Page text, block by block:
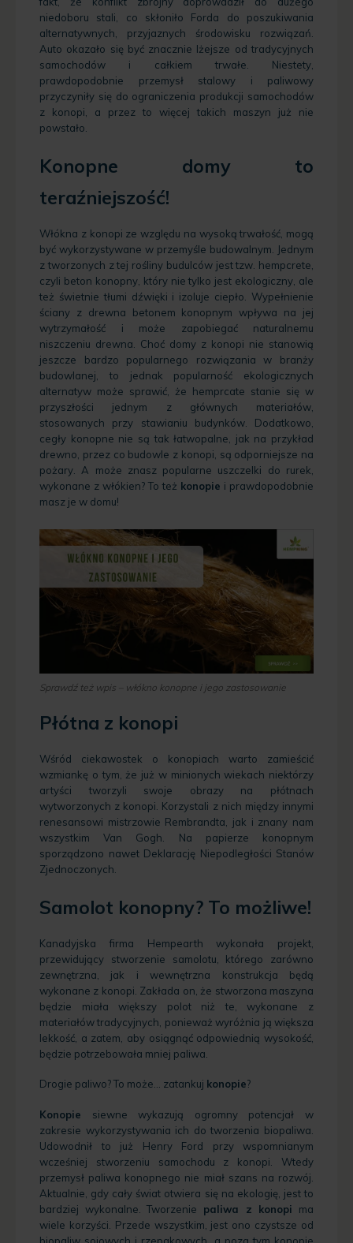
niedoboru stali, co skłoniło Forda do poszukiwania
alternatywnych, przyjaznych środowisku rozwiązań.
Auto okazało się być znacznie lżejsze od tradycyjnych
samochodów i całkiem trwałe. Niestety,
prawdopodobnie przemysł stalowy i paliwowy
przyczyniły się do ograniczenia produkcji samochodów
z konopi, a przez to więcej takich maszyn już nie
powstało.
Konopne domy to
teraźniejszość!
Włókna z konopi ze względu na wysoką trwałość, mogą
być wykorzystywane w przemyśle budowalnym. Jednym
z tworzonych z tej rośliny budulców jest tzw. hempcrete,
czyli beton konopny, który nie tylko jest ekologiczny, ale
też świetnie tłumi dźwięki i izoluje ciepło. Wypełnienie
ściany z drewna betonem konopnym wpływa na jej
wytrzymałość i może zapobiegać naturalnemu
niszczeniu drewna.
Choć domy z konopi nie stanowią
jeszcze bardzo popularnego rozwiązania w branży
budowlanej, to jednak popularność ekologicznych
alternatyw może sprawić, że hemprcate stanie się w
przyszłości jednym z głównych materiałów,
stosowanych przy stawianiu budynków. Dodatkowo,
cegły konopne nie są tak łatwopalne, jak na przykład
drewno, przez co budowle z konopi, są odporniejsze na
pożary. A może znasz popularne uszczelki do rurek,
wykonane z włókien? To też konopie i prawdopodobnie
masz je w domu!
Sprawdź też wpis – włókno konopne i jego zastosowanie
Płótna z konopi
Wśród ciekawostek o konopiach warto zamieścić
wzmiankę o tym, że już w minionych wiekach niektórzy
artyści tworzyli swoje obrazy na płótnach
wytworzonych z konopi. Korzystali z nich między innymi
renesansowi mistrzowie Rembrandta, jak i znany nam
wszystkim Van Gogh. Na papierze konopnym
sporządzono nawet Deklarację Niepodległości Stanów
Zjednoczonych.
Samolot konopny? To możliwe!
Kanadyjska firma Hempearth wykonała projekt,
przewidujący stworzenie samolotu, którego zarówno
zewnętrzna, jak i wewnętrzna konstrukcja będą
wykonane z konopi. Zakłada on, że stworzona maszyna
będzie miała większy polot niż te, wykonane z
materiałów tradycyjnych, ponieważ wyróżnia ją większa
lekkość, a zatem, aby osiągnąć odpowiednią wysokość,
będzie potrzebowała mniej paliwa.
Drogie paliwo? To może… zatankuj konopie?
Konopie siewne wykazują ogromny potencjał w
zakresie wykorzystywania ich do tworzenia biopaliwa.
Udowodnił to już Henry Ford przy wspomnianym
wcześniej stworzeniu samochodu z konopi. Wtedy
przemysł paliwa konopnego nie miał szans na rozwój.
Aktualnie, gdy cały świat otwiera się na ekologię, jest to
bardziej wykonalne. Tworzenie paliwa z konopi ma
wiele korzyści. Przede wszystkim, jest ono czystsze od
biopaliw sojowych i rzepakowych, a poza tym konopie